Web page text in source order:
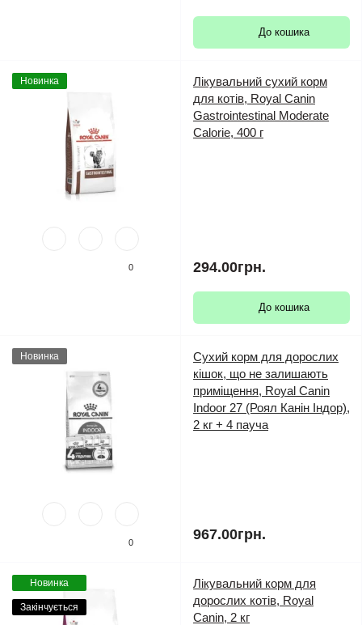
До кошика
Новинка
0
Лікувальний сухий корм
для котів, Royal Canin
Gastrointestinal Moderate
Calorie, 400 г
294.00грн.
До кошика
Новинка
0
Сухий корм для дорослих
кішок, що не залишають
приміщення, Royal Canin
Indoor 27 (Роял Канін Індор),
2 кг + 4 пауча
967.00грн.
Новинка
Закінчується
Лікувальний корм для
дорослих котів, Royal
Canin, 2 кг